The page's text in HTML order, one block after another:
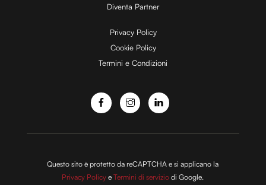
Diventa Partner
Privacy Policy
Cookie Policy
Termini e Condizioni
Questo sito è protetto da reCAPTCHA e si applicano la
Privacy Policy eTermini di servizio di Google.